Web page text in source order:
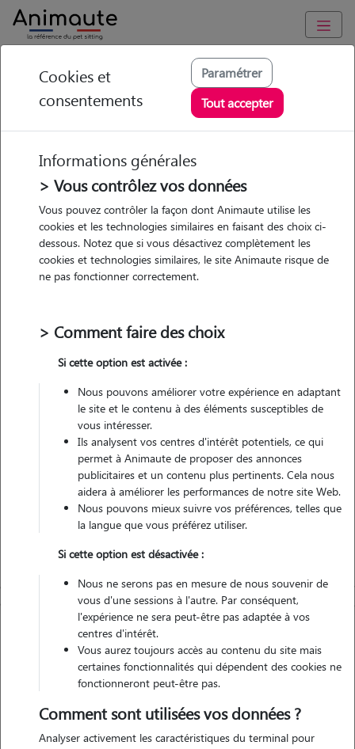
Animaute Nouvelle Aquitaine Charente-Maritime/ Périgny
Clementine -
Petsitter à PERIGNY
• 21 ans
Véhiculé
Contacter
L'envoi d'une demande est sans engagement
Cookies et
consentements
Paramétrer
Tout accepter
Informations générales
> Vous contrôlez vos données
Vous pouvez contrôler la façon dont Animaute utilise les
cookies et les technologies similaires en faisant des choix ci-
dessous. Notez que si vous désactivez complètement les
cookies et technologies similaires, le site Animaute risque de
ne pas fonctionner correctement.
> Comment faire des choix
Si cette option est activée :
Nous pouvons améliorer votre expérience en adaptant
le site et le contenu à des éléments susceptibles de
vous intéresser.
Ils analysent vos centres d'intérêt potentiels, ce qui
permet à Animaute de proposer des annonces
publicitaires et un contenu plus pertinents. Cela nous
aidera à améliorer les performances de notre site Web.
Nous pouvons mieux suivre vos préférences, telles que
la langue que vous préférez utiliser.
Si cette option est désactivée :
Nous ne serons pas en mesure de nous souvenir de
vous d'une sessions à l'autre. Par conséquent,
l'expérience ne sera peut-être pas adaptée à vos
centres d'intérêt.
Vous aurez toujours accès au contenu du site mais
certaines fonctionnalités qui dépendent des cookies ne
fonctionneront peut-être pas.
Comment sont utilisées vos données ?
Analyser activement les caractéristiques du terminal pour